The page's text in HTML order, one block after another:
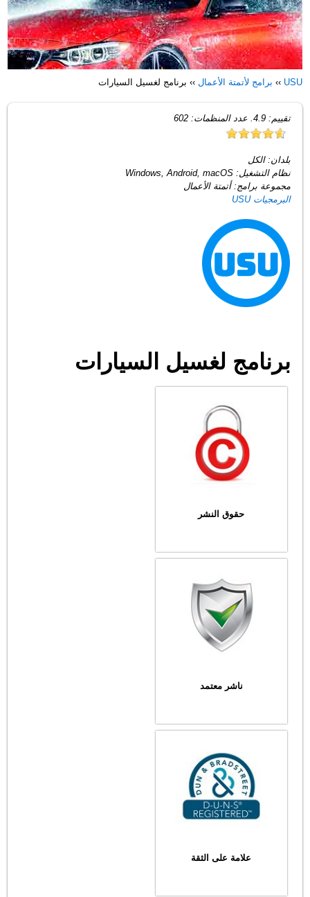
USU
›› برامج لأتمتة الأعمال ›› برنامج لغسيل السيارات
تقييم:4.9 . عدد المنظمات:602
بلدان:الكل
نظام التشغيل:Windows, Android, macOS
مجموعة برامج:أتمتة الأعمال
البرمجيات USU
برنامج لغسيل السيارات
حقوق النشر
ناشر معتمد
علامة على الثقة